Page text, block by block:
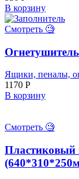
В корзину
Смотреть 🧐
Ящики, пеналы,
1170 Р
В корзину
Смотреть 🧐
Пластиковый